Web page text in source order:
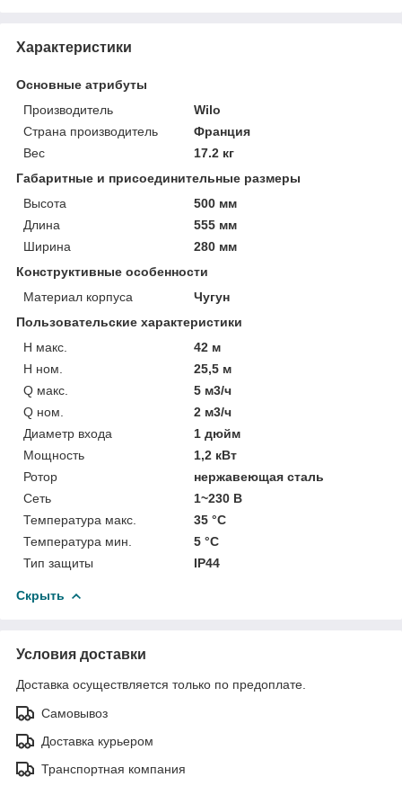
Характеристики
Основные атрибуты
Производитель
Wilo
Страна производитель
Франция
Вес
17.2 кг
Габаритные и присоединительные размеры
Высота
500 мм
Длина
555 мм
Ширина
280 мм
Конструктивные особенности
Материал корпуса
Чугун
Пользовательские характеристики
H макс.
42 м
H ном.
25,5 м
Q макс.
5 м3/ч
Q ном.
2 м3/ч
Диаметр входа
1 дюйм
Мощность
1,2 кВт
Ротор
нержавеющая сталь
Сеть
1~230 В
Температура макс.
35 °С
Температура мин.
5 °С
Тип защиты
IP44
Скрыть
Условия доставки
Доставка осуществляется только по предоплате.
Самовывоз
Доставка курьером
Транспортная компания